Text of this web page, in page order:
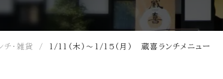
チ・雑貨 1/11(木)～1/15(月) 蔵喜ランチメニュー